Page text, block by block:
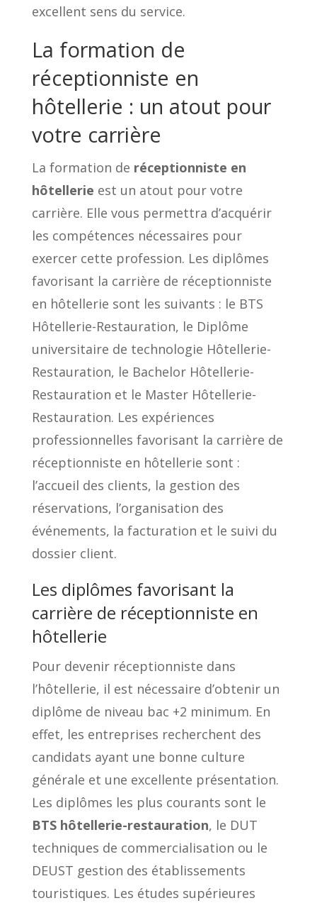
excellent sens du service.
La formation de
réceptionniste en
hôtellerie : un atout pour
votre carrière
La formation de réceptionniste en
hôtellerie est un atout pour votre
carrière. Elle vous permettra d’acquérir
les compétences nécessaires pour
exercer cette profession. Les diplômes
favorisant la carrière de réceptionniste
en hôtellerie sont les suivants : le BTS
Hôtellerie-Restauration, le Diplôme
universitaire de technologie Hôtellerie-
Restauration, le Bachelor Hôtellerie-
Restauration et le Master Hôtellerie-
Restauration. Les expériences
professionnelles favorisant la carrière de
réceptionniste en hôtellerie sont :
l’accueil des clients, la gestion des
réservations, l’organisation des
événements, la facturation et le suivi du
dossier client.
Les diplômes favorisant la
carrière de réceptionniste en
hôtellerie
Pour devenir réceptionniste dans
l’hôtellerie, il est nécessaire d’obtenir un
diplôme de niveau bac +2 minimum. En
effet, les entreprises recherchent des
candidats ayant une bonne culture
générale et une excellente présentation.
Les diplômes les plus courants sont le
BTS hôtellerie-restauration, le DUT
techniques de commercialisation ou le
DEUST gestion des établissements
touristiques. Les études supérieures